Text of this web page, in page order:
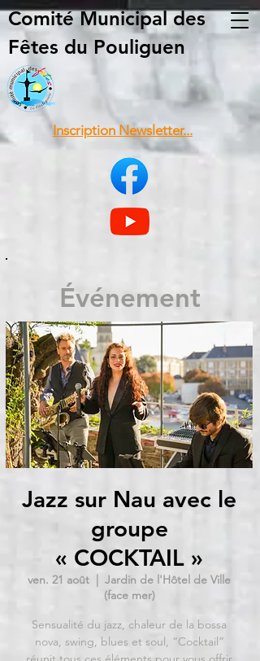
Comité Municipaldes
Fêtes du Pouliguen
Inscription Newsletter...
Événement
Jazz sur Nau avec le
groupe
« COCKTAIL »
ven. 21 août
  |
Jardin de l'Hôtel de Ville
(face mer)
Sensualité du jazz, chaleur de la bossa
nova, swing, blues et soul, “Cocktail”